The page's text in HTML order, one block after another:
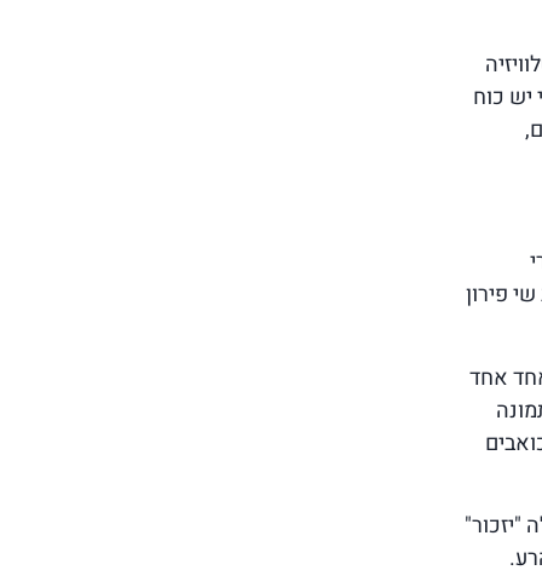
יש כוח
פירון
אחד
"יזכור"